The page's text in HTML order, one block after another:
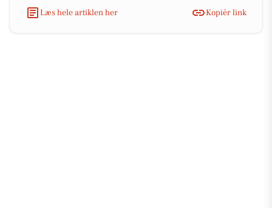
Læs hele artiklen her Kopiér link